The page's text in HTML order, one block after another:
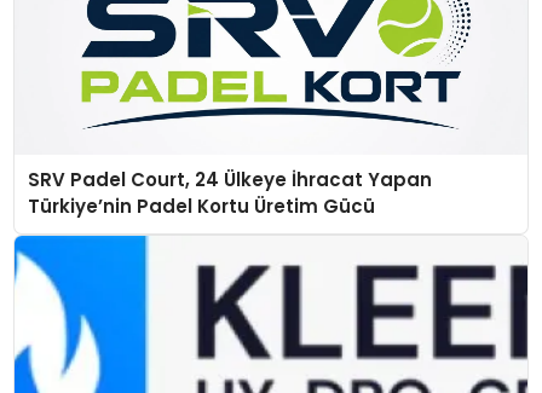
SRV Padel Court, 24 Ülkeye İhracat Yapan
Türkiye’nin Padel Kortu Üretim Gücü